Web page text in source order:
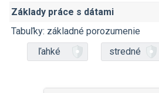
Základy práce s dátami
Tabuľky: základné porozumenie
ľahké
stredné